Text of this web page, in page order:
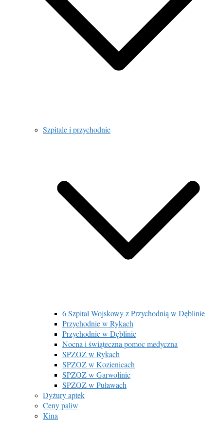
Szpitale i przychodnie
6 Szpital Wojskowy z Przychodnią w Dęblinie
Przychodnie w Rykach
Przychodnie w Dęblinie
Nocna i świąteczna pomoc medyczna
SPZOZ w Rykach
SPZOZ w Kozienicach
SPZOZ w Garwolinie
SPZOZ w Puławach
Dyżury aptek
Ceny paliw
Kina